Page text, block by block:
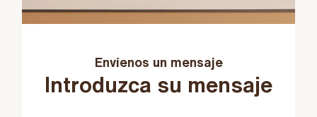
Envíenos un mensaje
Introduzca su mensaje